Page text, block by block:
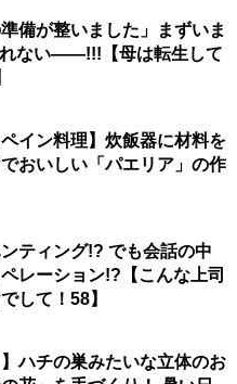
準備が整いました」まずいま
ない――!!!【母は転生して
ペイン料理】炊飯器に材料を
おいしい「パエリア」の作
ティング!? でも会話の中
レーション!?【こんな上司
でして！58】
】ハチの巣みたいな立体のお